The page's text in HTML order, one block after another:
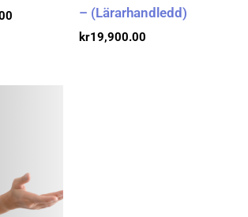
– (Lärarhandledd)
kr19,900.00